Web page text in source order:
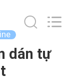
dán tự